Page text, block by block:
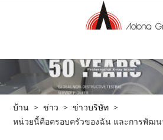
บ้าน > ข่าว > ข่าวบริษัท >
หน่วยนี้คือครอบครัวของฉัน และการพัฒน